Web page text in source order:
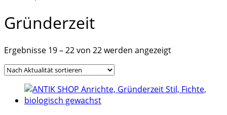
Gründerzeit
Ergebnisse 19 – 22 von 22 werden angezeigtNach